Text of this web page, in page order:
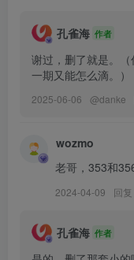
[41P-268.4M]
雨波HaneAme –
日本地雷系姊姊[61P-
226.2M]
[4.24]
雨波HaneAme –
[4.23]
雨波HaneAme –
孔雀海 作者
谢过，删了就是。
一期又能怎么滴。）
2025-06-06 @danke
wozmo
老哥，353和
2024-04-09 回复
孔雀海 作者